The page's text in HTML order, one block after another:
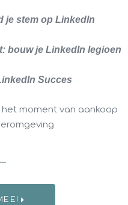
je stem op LinkedIn
bouw je LinkedIn legioen
Succes
moment van aankoop